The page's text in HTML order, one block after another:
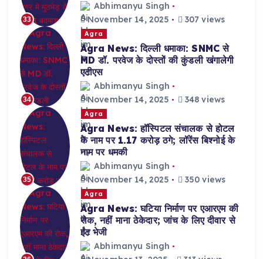
33
Abhimanyu Singh
November 14, 2025
307 views
34
Agra
Agra News: दिल्ली धमाका: SNMC से
MD डॉ. परवेज के दोस्तों की कुंडली खंगालेगी
एटीएस
Abhimanyu Singh
November 14, 2025
348 views
35
Agra
Agra News: हॉस्पिटल संचालक से होटल
के नाम पर 1.17 करोड़ ठगे; लॉरेंस बिश्नोई के
नाम पर धमकी
Abhimanyu Singh
November 14, 2025
350 views
Agra
Agra News: घटिया निर्माण पर एआरएम की
रोक, नहीं माना ठेकेदार; जांच के लिए दीवार से
ईंट भेजी
Abhimanyu Singh